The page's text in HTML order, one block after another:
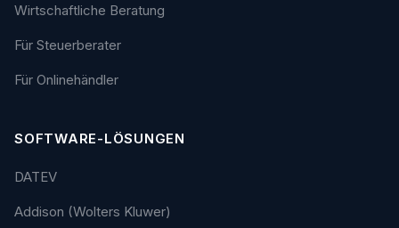
Wirtschaftliche Beratung
Für Steuerberater
Für Onlinehändler
SOFTWARE-LÖSUNGEN
DATEV
Addison (Wolters Kluwer)